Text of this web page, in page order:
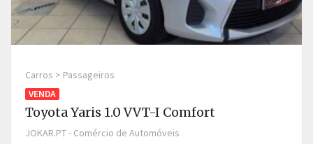
Carros > Passageiros
VENDA
Toyota Yaris 1.0 VVT-I Comfort
JOKAR.PT - Comércio de Automóveis